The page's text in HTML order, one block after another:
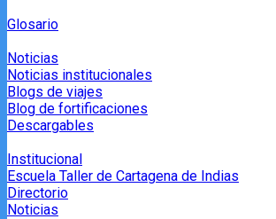
Glosario
Noticias
Noticias institucionales
Blogs de viajes
Blog de fortificaciones
Descargables
Institucional
Escuela Taller de Cartagena de Indias
Directorio
Noticias